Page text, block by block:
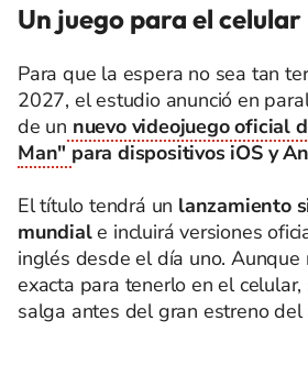
Un juego para el celular
Para que la espera no sea tan
2027, el estudio anunció en
de un nuevo videojuego oficial
Man" para dispositivos iOS y
El título tendrá un lanzamiento
mundiale incluirá versiones
inglés desde el día uno. Aunque
exacta para tenerlo en el
salga antes del gran estreno del